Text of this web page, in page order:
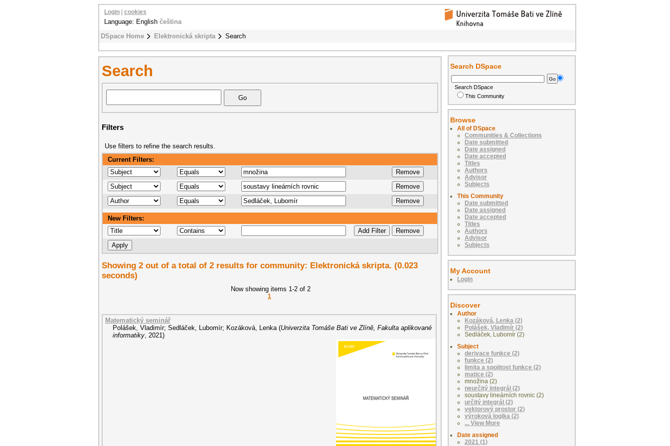
DSpace Home Elektronická skripta Search
Login cookies
Language: English čeština
Search
Filters
Use filters to refine the search results.
Current Filters:
New Filters:
Showing 2 out of a total of 2 results for community: Elektronická skripta. (0.023
seconds)
Now showing items 1-2 of 2
1
Matematický seminář
Polášek, Vladimír; Sedláček, Lubomír; Kozáková, Lenka (Univerzita Tomáše Bati ve Zlíně, Fakulta aplikované
informatiky 2021 )
Search DSpace
Search DSpace
This Community
Browse
All of DSpace
Communities & Collections
Date submitted
Date assigned
Date accepted
Titles
Authors
Advisor
Subjects
This Community
Date submitted
Date assigned
Date accepted
Titles
Authors
Advisor
Subjects
My Account
Login
Discover
Author
Kozáková, Lenka (2)
Polášek, Vladimír (2)
Sedláček, Lubomír (2)
Subject
derivace funkce (2)
funkce (2)
limita a spojitost funkce (2)
matice (2)
množina (2)
neurčitý integrál (2)
soustavy lineárních rovnic (2)
určitý integrál (2)
vektorový prostor (2)
výroková logika (2)
... View More
Date assigned
2021 (1)